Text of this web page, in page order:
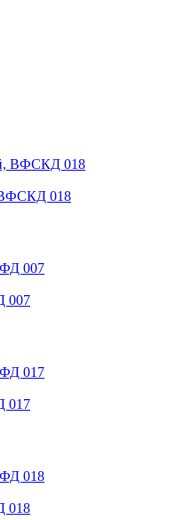
ВФСКД 018
007
017
018